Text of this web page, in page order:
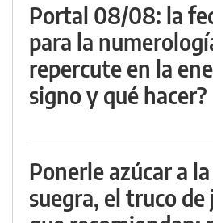
Portal 08/08: la
para la
repercute en la
signo y qué hacer?
Ponerle azúcar a
suegra, el truco